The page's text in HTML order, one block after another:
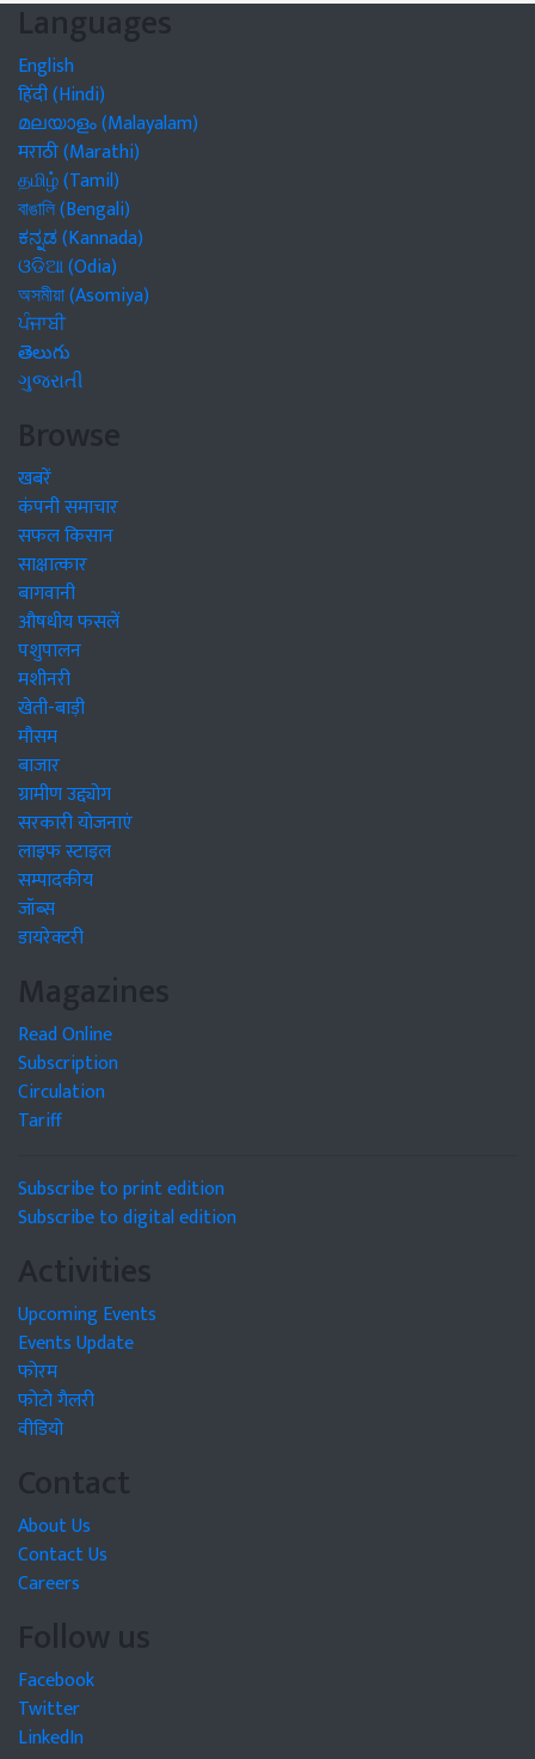
Languages
English
हिंदी (Hindi)
മലയാളം (Malayalam)
मराठी (Marathi)
தமிழ் (Tamil)
বাঙালি (Bengali)
ಕನ್ನಡ (Kannada)
ଓଡିଆ (Odia)
অসমীয়া (Asomiya)
ਪੰਜਾਬੀ
తెలుగు
ગુજરાતી
Browse
खबरें
कंपनी समाचार
सफल किसान
साक्षात्कार
बागवानी
औषधीय फसलें
पशुपालन
मशीनरी
खेती-बाड़ी
मौसम
बाजार
ग्रामीण उद्द्योग
सरकारी योजनाएं
लाइफ स्टाइल
सम्पादकीय
जॉब्स
डायरेक्टरी
Magazines
Read Online
Subscription
Circulation
Tariff
Subscribe to print edition
Subscribe to digital edition
Activities
Upcoming Events
Events Update
फोरम
फोटो गैलरी
वीडियो
Contact
About Us
Contact Us
Careers
Follow us
Facebook
Twitter
LinkedIn